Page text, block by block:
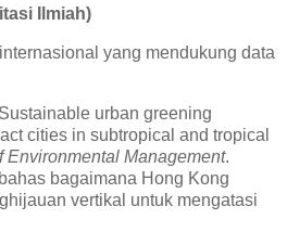
Ilmiah)
yang mendukung data
urban greening
cities in subtropical and tropical
Environmental Management.
bagaimana Hong Kong
vertikal untuk mengatasi